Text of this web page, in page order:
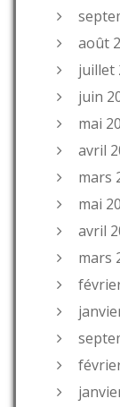
août
juillet
juin
mai
avril
mars
mai
avril
mars